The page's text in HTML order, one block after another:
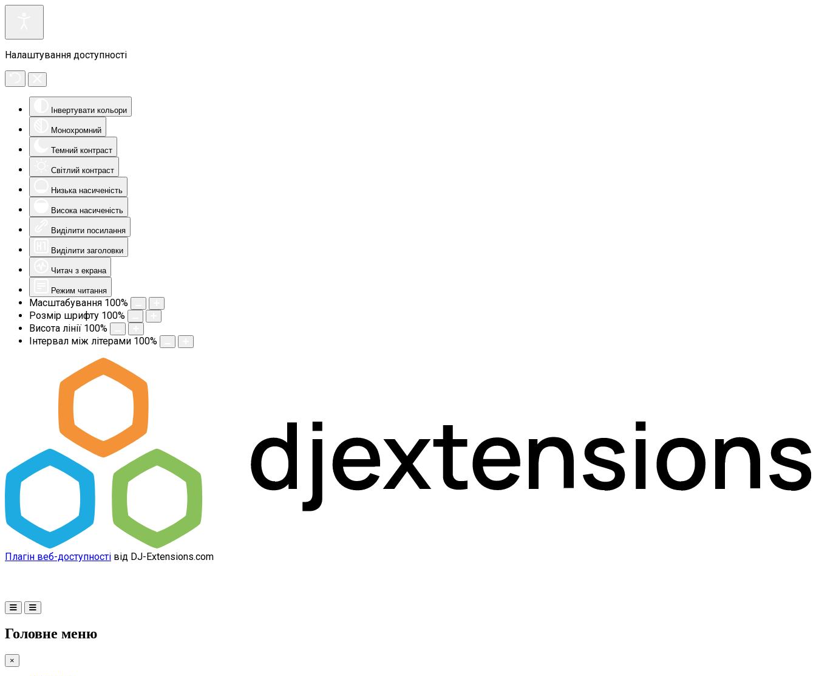
Налаштування доступності
Інвертувати кольори
Монохромний
Темний контраст
Світлий контраст
Низька насиченість
Висока насиченість
Виділити посилання
Виділити заголовки
Читач з екрана
Режим читання
Масштабування 100%
Розмір шрифту 100%
Висота лінії 100%
Інтервал між літерами 100%
Плагін веб-доступності від DJ-Extensions.com
Головне меню
×